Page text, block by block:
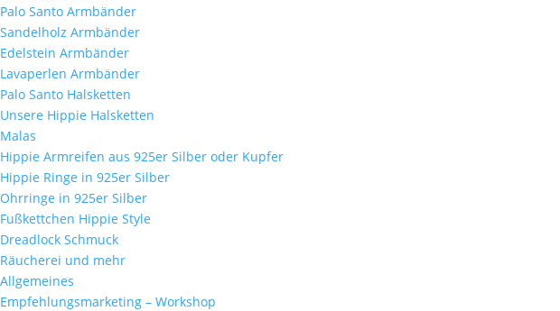
Palo Santo Armbänder
Sandelholz Armbänder
Edelstein Armbänder
Lavaperlen Armbänder
Palo Santo Halsketten
Unsere Hippie Halsketten
Malas
Hippie Armreifen aus 925er Silber oder Kupfer
Hippie Ringe in 925er Silber
Ohrringe in 925er Silber
Fußkettchen Hippie Style
Dreadlock Schmuck
Räucherei und mehr
Allgemeines
Empfehlungsmarketing – Workshop